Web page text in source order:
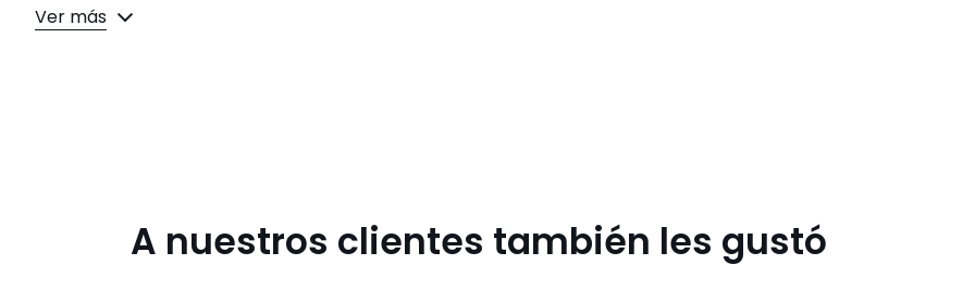
Ver más
A nuestros clientes también les gustó